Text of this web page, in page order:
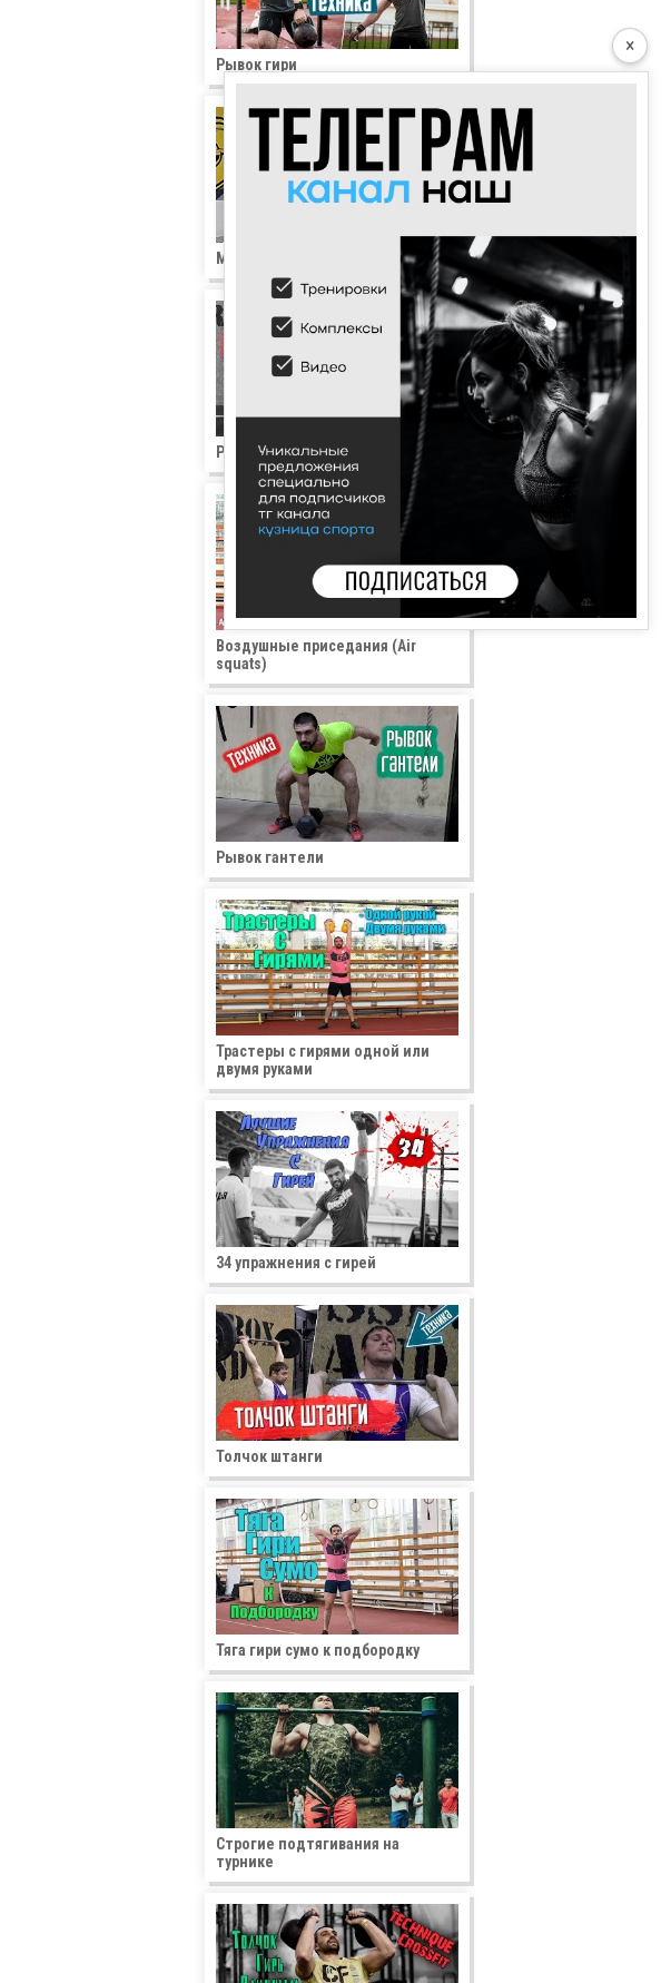
Рывок гири
Махи гирей
Рывок штанги в сед
Воздушные приседания (Air
squats)
Рывок гантели
Трастеры с гирями одной или
двумя руками
34 упражнения с гирей
Толчок штанги
Тяга гири сумо к подбородку
Строгие подтягивания на
турнике
×